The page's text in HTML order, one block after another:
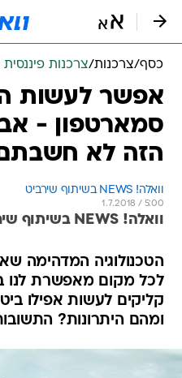
כסף/צרכנות/צרכנות פיננסית
אפשר לעשות
סמארטפון -
הזה לא
וואלה! NEWS בשיתוף שירביט
1.7.2018 / 5:00
וואלה! NEWS בשיתוף שירביט
הטכנולוגיה המדהימה
לכל מקום מאפשרת לנו
קליקים לעשות אפילו
ומהם היתרונות?